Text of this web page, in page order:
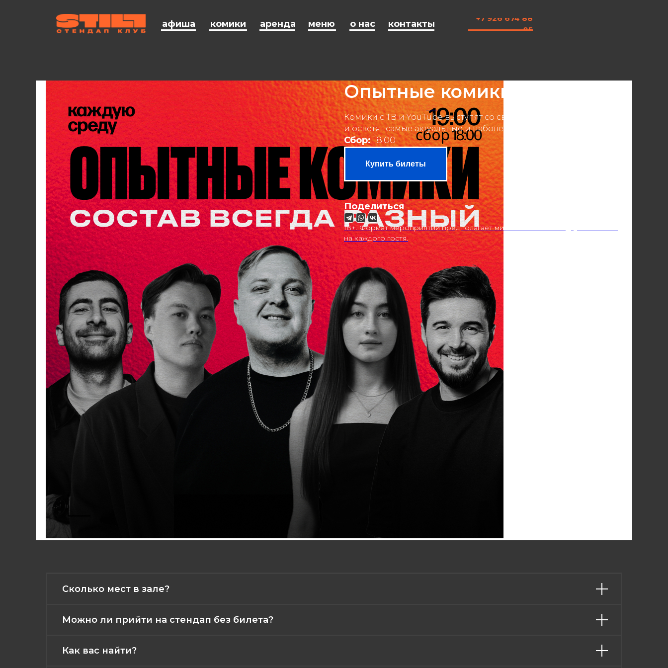
+7 926 674 88
85
аренда
афиша комики меню контакты
о нас
Опытные комики
02 july 2025 19:00 СР
Комики с ТВ и YouTube выступят со своим лучшим материалом
и осветят самые актуальные и наболевшие темы.
Сбор:18:00
Купить билеты
Поделиться
18+. Формат мероприятий предполагает минимальный заказ двух напитков
на каждого гостя.
Сколько мест в зале?
Можно ли прийти на стендап без билета?
Как вас найти?